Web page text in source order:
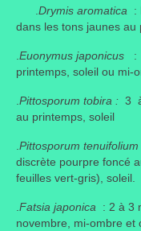
Flore et faune
Arbustes
Graminées
Vivaces
Faune
Oiseaux
.Drymis aromatica :
dans les tons jaunes au
.Euonymus japonicus
:
printemps, soleil ou mi-
.Pittosporum tobira : 3
au printemps, soleil
.Pittosporum tenuifolium
discrète pourpre foncé
feuilles vert-gris), soleil.
.Fatsia japonica : 2 à 3
novembre, mi-ombre et